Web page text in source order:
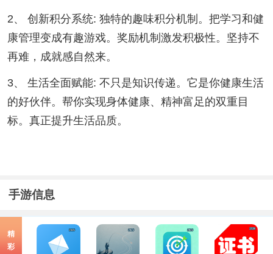
2、 创新积分系统: 独特的趣味积分机制。把学习和健
康管理变成有趣游戏。奖励机制激发积极性。坚持不
再难，成就感自然来。
3、 生活全面赋能: 不只是知识传递。它是你健康生活
的好伙伴。帮你实现身体健康、精神富足的双重目
标。真正提升生活品质。
手游信息
精
彩